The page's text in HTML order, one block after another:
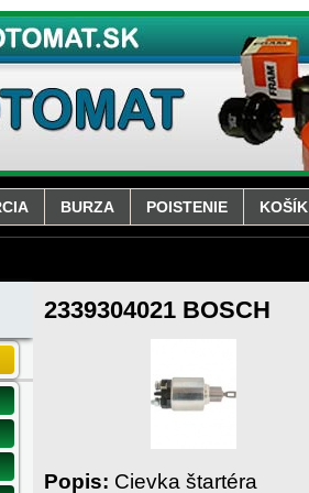
BURZA POISTENIE KOŠÍK
2339304021 BOSCH
Popis: Cievka štartéra